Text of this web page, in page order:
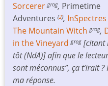
Sorcerer grog, Primetime
Adventures (2), InSpectres
The Mountain Witch grog,
in the Vineyard grog [citant
tôt (NdA)] afin que le
sont méconnus”, ça t’irait ?
ma réponse.